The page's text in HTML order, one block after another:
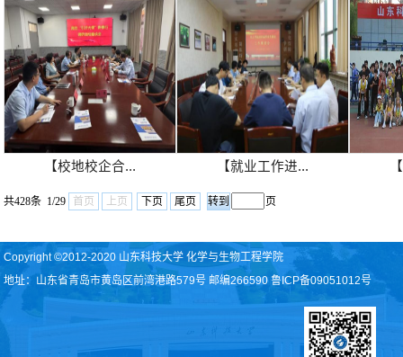
【校地校企合... 【就业工作进...
共428条 1/29 首页 上页 下页 尾页 页
Copyright ©2012-2020 山东科技大学 化学与生物工程学院
地址：山东省青岛市黄岛区前湾港路579号 邮编266590 鲁ICP备09051012号